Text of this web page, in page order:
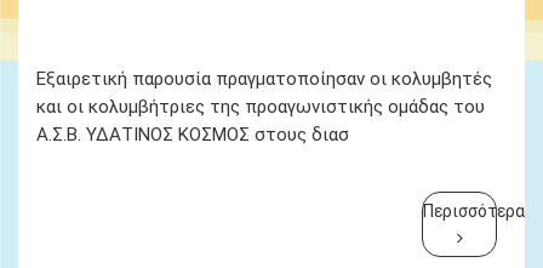
Εξαιρετική παρουσία πραγματοποίησαν οι κολυμβητές
και οι κολυμβήτριες της προαγωνιστικής ομάδας του
Α.Σ.Β. ΥΔΑΤΙΝΟΣ ΚΟΣΜΟΣ στους διασ
Περισσότερα